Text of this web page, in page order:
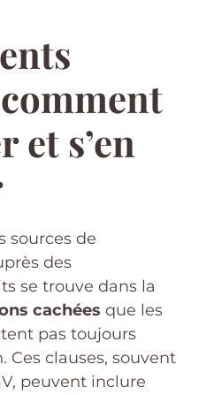
et s’en
sources de
des
se trouve dans la
cachées que les
pas toujours
Ces clauses, souvent
peuvent inclure